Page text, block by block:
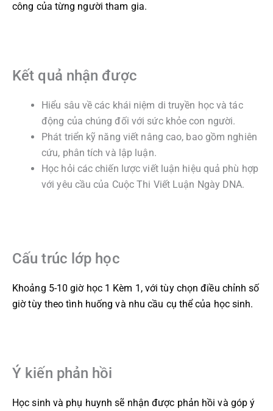
công của từng người tham gia.
Kết quả nhận được
Hiểu sâu về các khái niệm di truyền học và tác
động của chúng đối với sức khỏe con người.
Phát triển kỹ năng viết nâng cao, bao gồm nghiên
cứu, phân tích và lập luận.
Học hỏi các chiến lược viết luận hiệu quả phù hợp
với yêu cầu của Cuộc Thi Viết Luận Ngày DNA.
Cấu trúc lớp học
Khoảng 5-10 giờ học 1 Kèm 1, với tùy chọn điều chỉnh số
giờ tùy theo tình huống và nhu cầu cụ thể của học sinh.
Ý kiến phản hồi
Học sinh và phụ huynh sẽ nhận được phản hồi và góp ý